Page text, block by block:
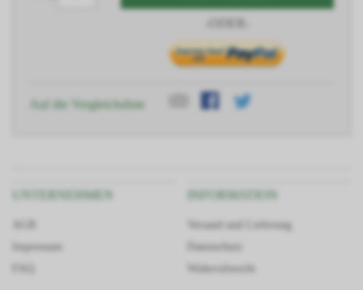
Auf die Vergleichsliste
UNTERNEHMEN
Impressum
INFORMATION
Versand und Lieferung
Datenschutz
Widerrufsrecht